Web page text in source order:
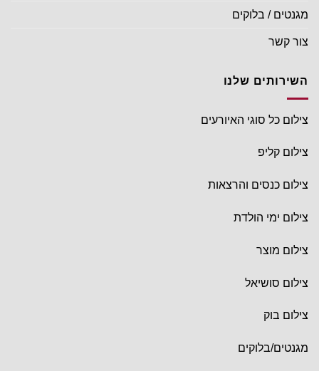
מגנטים / בלוקים
צור קשר
השירותים שלנו
צילום כל סוגי האיורעים
צילום קליפ
צילום כנסים והרצאות
צילום ימי הולדת
צילום מוצר
צילום סושיאל
צילום בוק
מגנטים/בלוקים